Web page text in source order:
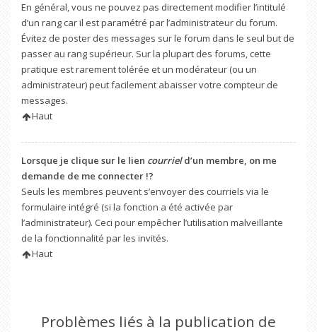
En général, vous ne pouvez pas directement modifier l’intitulé
d’un rang car il est paramétré par l’administrateur du forum.
Évitez de poster des messages sur le forum dans le seul but de
passer au rang supérieur. Sur la plupart des forums, cette
pratique est rarement tolérée et un modérateur (ou un
administrateur) peut facilement abaisser votre compteur de
messages.
Haut
Lorsque je clique sur le lien courrield’un membre, on me
demande de me connecter !?
Seuls les membres peuvent s’envoyer des courriels via le
formulaire intégré (si la fonction a été activée par
l’administrateur). Ceci pour empêcher l’utilisation malveillante
de la fonctionnalité par les invités.
Haut
Problèmes liés à la publication de